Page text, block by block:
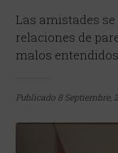
Las amistades
relaciones de
malos
Publicado 8 Septiembre,